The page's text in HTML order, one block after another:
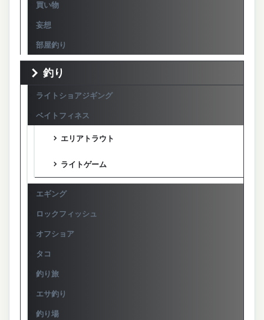
買い物
妄想
部屋釣り
釣り
ライトショアジギング
ベイトフィネス
エリアトラウト
ライトゲーム
エギング
ロックフィッシュ
オフショア
タコ
釣り旅
エサ釣り
釣り場